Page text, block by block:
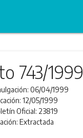
743/1999
06/04/1999
12/05/1999
Oficial: 23819
Extractada